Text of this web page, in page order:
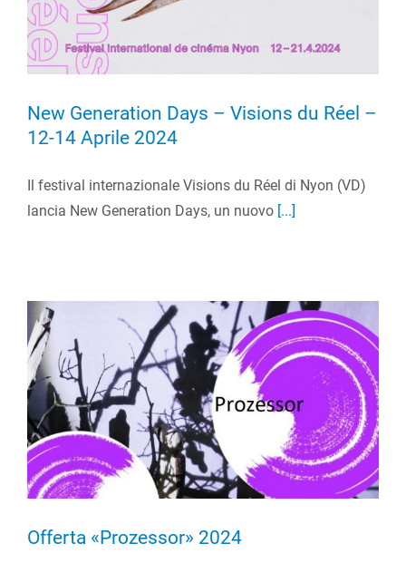
New Generation Days – Visions du Réel –
12-14 Aprile 2024
Il festival internazionale Visions du Réel di Nyon (VD)
lancia New Generation Days, un nuovo [...]
Offerta «Prozessor» 2024